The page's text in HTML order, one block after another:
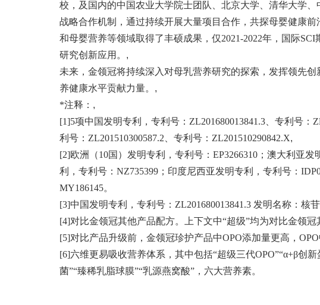
校，及国内的中国农业大学院士团队、北京大学、清华大学
战略合作机制，通过持续开展大量项目合作，共探母婴健康
和母婴营养等领域取得了丰硕成果，仅2021-2022年，国际
研究创新应用。 ,
未来，金领冠将持续深入对母乳营养研究的探索，发挥领先
养健康水平贡献力量。 ,
*注释： ,
[1]5项中国发明专利，专利号：ZL201680013841.3、专利号：
利号：ZL201510300587.2、专利号：ZL201510290842.X,
[2]欧洲（10国）发明专利，专利号：EP3266310；澳大利亚
利，专利号：NZ735399；印度尼西亚发明专利，专利号：
MY186145。
[3]中国发明专利，专利号：ZL201680013841.3 发明名称：核
[4]对比金领冠其他产品配方。上下文中“超级”均为对比金领冠
[5]对比产品升级前，金领冠珍护产品中OPO添加量更高，
[6]六维更易吸收营养体系，其中包括“超级三代OPO”“α+β创
菌”“臻稀乳脂球膜”“乳源燕窝酸”，六大营养素。